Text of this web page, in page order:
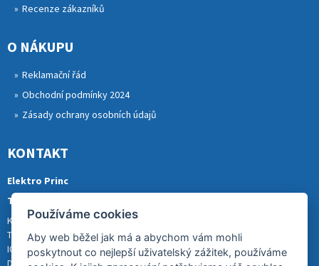
Recenze zákazníků
O NÁKUPU
Reklamační řád
Obchodní podmínky 2024
Zásady ochrany osobních údajů
KONTAKT
Elektro Princ
Tomáš Princ
Krkonošská 290, 46841 TANVALD
Tel.: 773 880 988
IČ: 01153731
DIČ: CZ8007202522
Používáme cookies
Aby web běžel jak má a abychom vám mohli
poskytnout co nejlepší uživatelský zážitek, používáme